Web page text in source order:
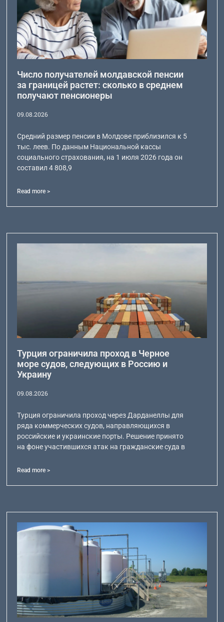
Число получателей молдавской пенсии
за границей растет: сколько в среднем
получают пенсионеры
09.08.2026
Средний размер пенсии в Молдове приблизился к 5
тыс. леев. По данным Национальной кассы
социального страхования, на 1 июля 2026 года он
составил 4 808,9
Read more >
Турция ограничила проход в Черное
море судов, следующих в Россию и
Украину
09.08.2026
Турция ограничила проход через Дарданеллы для
ряда коммерческих судов, направляющихся в
российские и украинские порты. Решение принято
на фоне участившихся атак на гражданские суда в
Read more >